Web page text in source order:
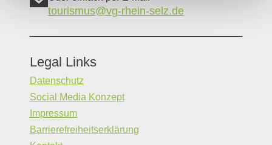
tourismus@vg-rhein-selz.de
Legal Links
Datenschutz
Social Media Konzept
Impressum
Barrierefreiheitserklärung